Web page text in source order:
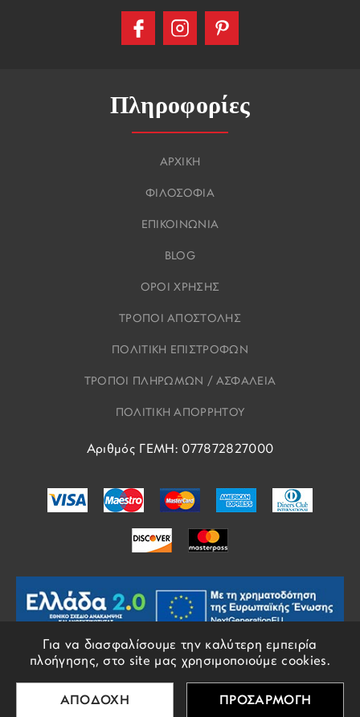
Για να διασφαλίσουμε την καλύτερη εμπειρία
πλοήγησης, στο site μας χρησιμοποιούμε cookies.
ΑΠΟΔΟΧΗ ΠΡΟΣΑΡΜΟΓΗ
Πληροφορίες
ΑΡΧΙΚΗ
ΦΙΛΟΣΟΦΙΑ
ΕΠΙΚΟΙΝΩΝΙΑ
BLOG
ΟΡΟΙ ΧΡΗΣΗΣ
ΤΡΟΠΟΙ ΑΠΟΣΤΟΛΗΣ
ΠΟΛΙΤΙΚΗ ΕΠΙΣΤΡΟΦΩΝ
ΤΡΟΠΟΙ ΠΛΗΡΩΜΩΝ / ΑΣΦΑΛΕΙΑ
ΠΟΛΙΤΙΚΗ ΑΠΟΡΡΗΤΟΥ
Αριθμός ΓΕΜΗ: 077872827000
© COPYRIGHTS EROS 2018 - 2026 - ALL RIGHTS RESERVED